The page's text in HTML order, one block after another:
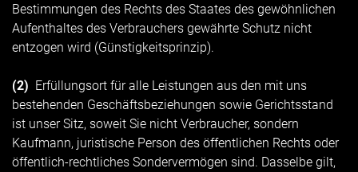
Bestimmungen des Rechts des Staates des gewöhnlichen
Aufenthaltes des Verbrauchers gewährte Schutz nicht
entzogen wird (Günstigkeitsprinzip).
(2) Erfüllungsort für alle Leistungen aus den mit uns
bestehenden Geschäftsbeziehungen sowie Gerichtsstand
ist unser Sitz, soweit Sie nicht Verbraucher, sondern
Kaufmann, juristische Person des öffentlichen Rechts oder
öffentlich-rechtliches Sondervermögen sind. Dasselbe gilt,